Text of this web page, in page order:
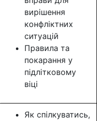
вирішення
конфліктних
ситуацій
Правила та
покарання у
підлітковому
віці
Як спілкуватись,